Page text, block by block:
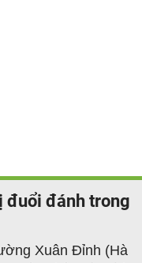
đuổi đánh trong
Xuân Đỉnh (Hà